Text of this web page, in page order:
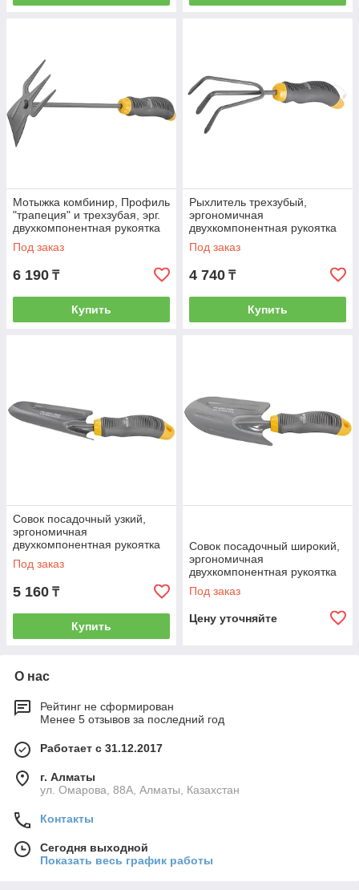
Мотыжка комбинир, Профиль
"трапеция" и трехзубая, эрг.
двухкомпонентная рукоятка
Luxe Palisad 62379
Под заказ
6 190 ₸
Купить
Рыхлитель трехзубый,
эргономичная
двухкомпонентная рукоятка
Luxe Palisad 62378
Под заказ
4 740 ₸
Купить
Совок посадочный узкий,
эргономичная
двухкомпонентная рукоятка
Luxe Palisad 62648
Под заказ
5 160 ₸
Купить
Совок посадочный широкий,
эргономичная
двухкомпонентная рукоятка
Luxe Palisad 62649
Под заказ
Цену уточняйте
О нас
Рейтинг не сформирован
Менее 5 отзывов за последний год
Работает с 31.12.2017
г. Алматы
ул. Омарова, 88А, Алматы, Казахстан
Контакты
Сегодня выходной
Показать весь график работы